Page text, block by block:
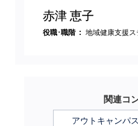
赤津 恵子
役職･職階 地域健康支援
関連コ
アウトキャンパ